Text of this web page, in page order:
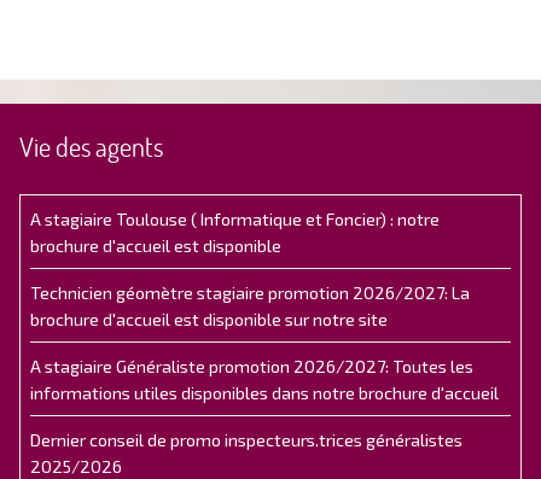
Vie des agents
A stagiaire Toulouse ( Informatique et Foncier) : notre
brochure d'accueil est disponible
Technicien géomètre stagiaire promotion 2026/2027: La
brochure d'accueil est disponible sur notre site
A stagiaire Généraliste promotion 2026/2027: Toutes les
informations utiles disponibles dans notre brochure d'accueil
Dernier conseil de promo inspecteurs.trices généralistes
2025/2026